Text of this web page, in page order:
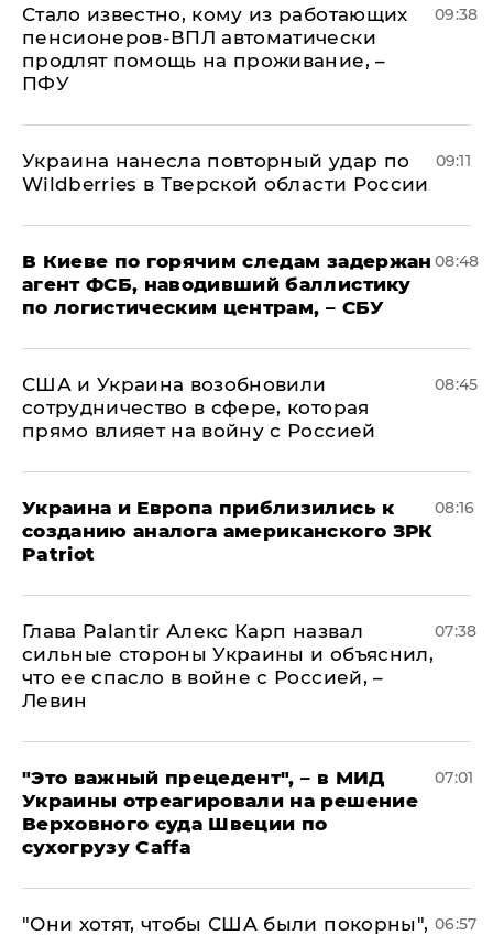
Стало известно, кому из работающих
пенсионеров-ВПЛ автоматически
продлят помощь на проживание, –
ПФУ
09:38
Украина нанесла повторный удар по
Wildberries в Тверской области России
09:11
В Киеве по горячим следам задержан
агент ФСБ, наводивший баллистику
по логистическим центрам, – СБУ
08:48
США и Украина возобновили
сотрудничество в сфере, которая
прямо влияет на войну с Россией
08:45
Украина и Европа приблизились к
созданию аналога американского ЗРК
Patriot
08:16
Глава Palantir Алекс Карп назвал
сильные стороны Украины и объяснил,
что ее спасло в войне с Россией, –
Левин
07:38
"Это важный прецедент", – в МИД
Украины отреагировали на решение
Верховного суда Швеции по
сухогрузу Caffa
07:01
"Они хотят, чтобы США были покорны", 06:57